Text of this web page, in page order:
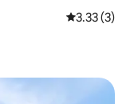
レビュー3
3.33 (3)